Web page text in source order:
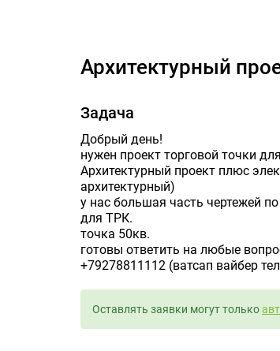
Архитектурный
Задача
Добрый день!
нужен проект торговой точки
Архитектурный проект плюс
архитектурный)
у нас большая часть чертежей
для ТРК.
точка 50кв.
готовы ответить на любые
+79278811112 (ватсап вайбер
Оставлять заявки могут только